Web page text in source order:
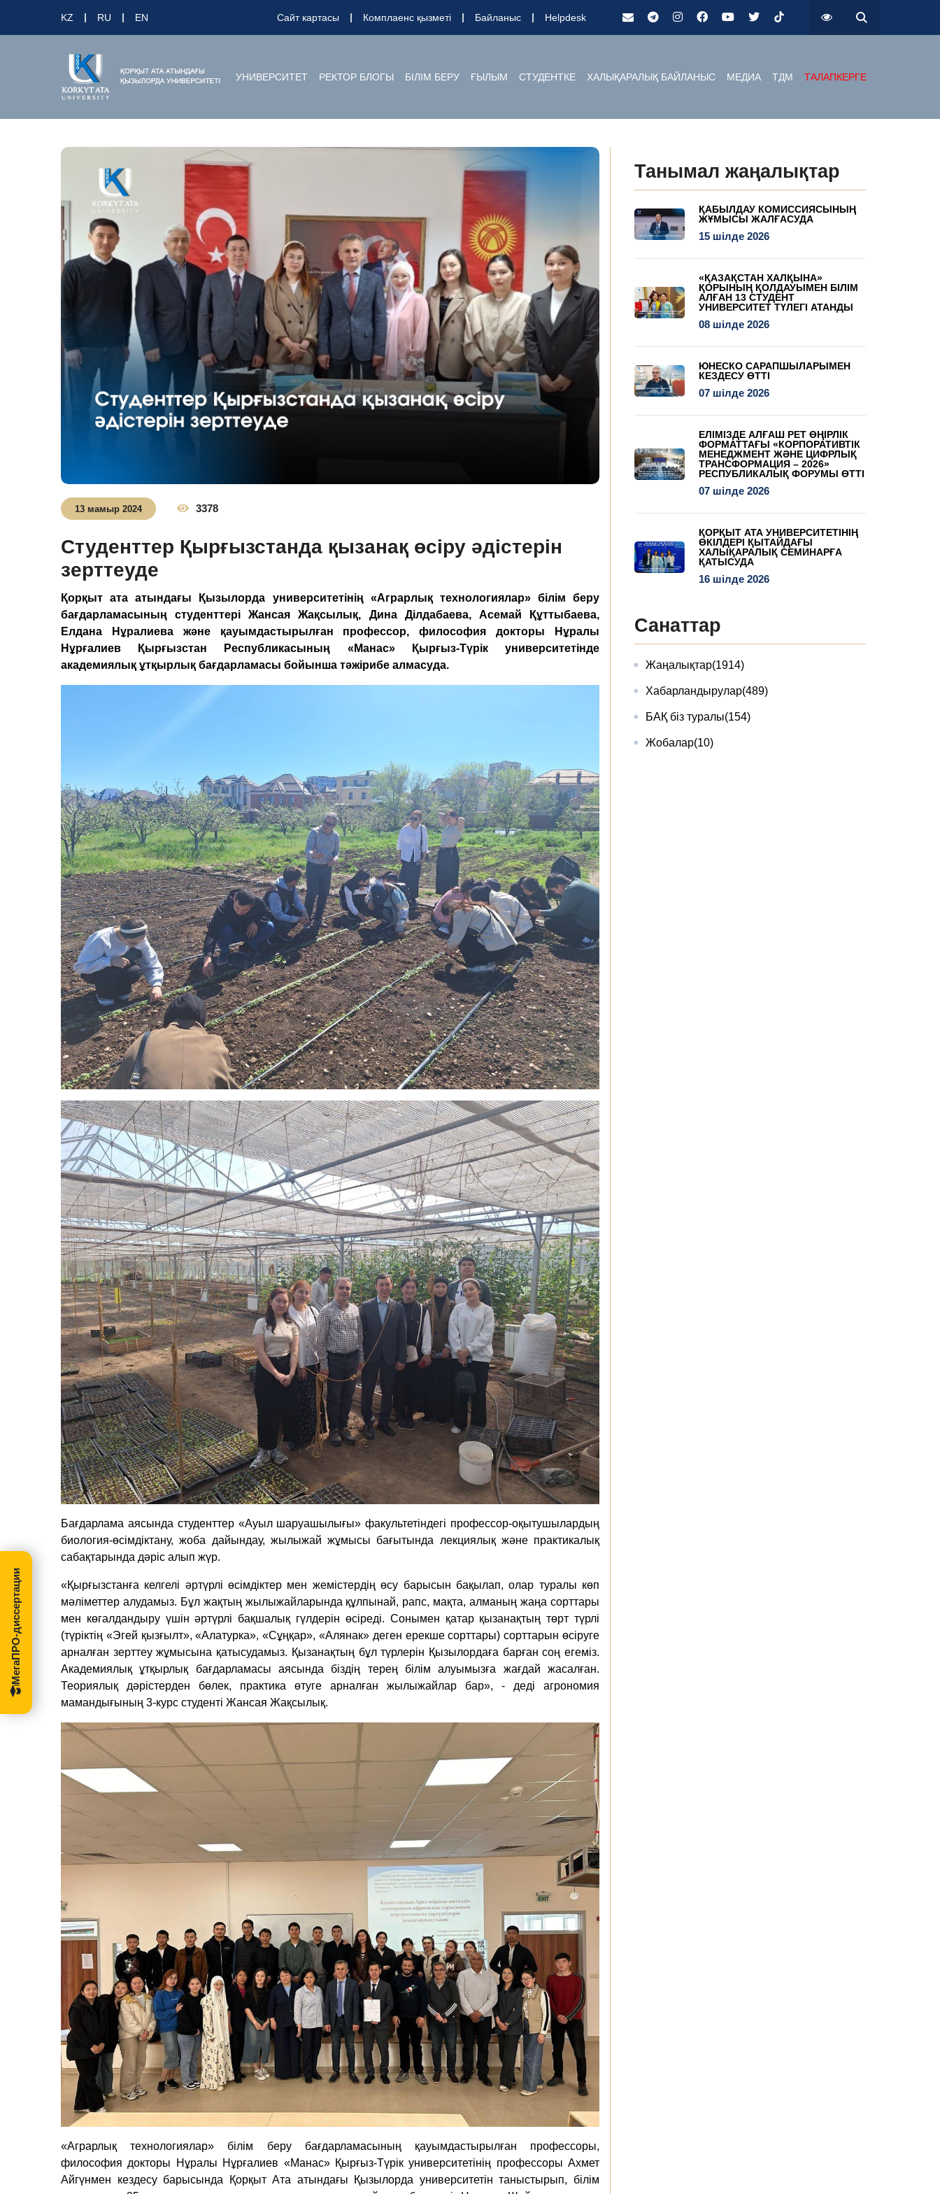
KZ RU EN Сайт картасы Комплаенс қызметі Байланыс Helpdesk
УНИВЕРСИТЕТ РЕКТОР БЛОГЫ БІЛІМ БЕРУ ҒЫЛЫМ СТУДЕНТКЕ ХАЛЫҚАРАЛЫҚ БАЙЛАНЫС МЕДИА ТДМ ТАЛАПКЕРГЕ
13 мамыр 2024 3378
Студенттер Қырғызстанда қызанақ өсіру әдістерін
зерттеуде
​Қорқыт ата атындағы Қызылорда университетінің «Аграрлық технологиялар» білім беру
бағдарламасының студенттері Жансая Жақсылық, Дина Ділдабаева, Асемай Құттыбаева,
Елдана Нұралиева және қауымдастырылған профессор, философия докторы Нұралы
Нұрғалиев Қырғызстан Республикасының «Манас» Қырғыз-Түрік университетінде
академиялық ұтқырлық бағдарламасы бойынша тәжірибе алмасуда.
Бағдарлама аясында студенттер «Ауыл шаруашылығы» факультетіндегі профессор-оқытушылардың
биология-өсімдіктану, жоба дайындау, жылыжай жұмысы бағытында лекциялық және практикалық
сабақтарында дәріс алып жүр.
«Қырғызстанға келгелі әртүрлі өсімдіктер мен жемістердің өсу барысын бақылап, олар туралы көп
мәліметтер алудамыз. Бұл жақтың жылыжайларында құлпынай, рапс, мақта, алманың жаңа сорттары
мен көгалдандыру үшін әртүрлі бақшалық гүлдерін өсіреді. Сонымен қатар қызанақтың төрт түрлі
(түріктің «Эгей қызғылт», «Алатурка», «Сұңқар», «Алянак» деген ерекше сорттары) сорттарын өсіруге
арналған зерттеу жұмысына қатысудамыз. Қызанақтың бұл түрлерін Қызылордаға барған соң егеміз.
Академиялық ұтқырлық бағдарламасы аясында біздің терең білім алуымызға жағдай жасалған.
Теориялық дәрістерден бөлек, практика өтуге арналған жылыжайлар бар», - деді агрономия
мамандығының 3-курс студенті Жансая Жақсылық.
«Аграрлық технологиялар» білім беру бағдарламасының қауымдастырылған профессоры,
философия докторы Нұралы Нұрғалиев «Манас» Қырғыз-Түрік университетінің профессоры Ахмет
Айгүнмен кездесу барысында Қорқыт Ата атындағы Қызылорда университетін таныстырып, білім
Танымал жаңалықтар
ҚАБЫЛДАУ КОМИССИЯСЫНЫҢ
ЖҰМЫСЫ ЖАЛҒАСУДА
15 шілде 2026
«ҚАЗАҚСТАН ХАЛҚЫНА»
ҚОРЫНЫҢ ҚОЛДАУЫМЕН БІЛІМ
АЛҒАН 13 СТУДЕНТ
УНИВЕРСИТЕТ ТҮЛЕГІ АТАНДЫ
08 шілде 2026
ЮНЕСКО САРАПШЫЛАРЫМЕН
КЕЗДЕСУ ӨТТІ
07 шілде 2026
ЕЛІМІЗДЕ АЛҒАШ РЕТ ӨҢІРЛІК
ФОРМАТТАҒЫ «КОРПОРАТИВТІК
МЕНЕДЖМЕНТ ЖӘНЕ ЦИФРЛЫҚ
ТРАНСФОРМАЦИЯ – 2026»
РЕСПУБЛИКАЛЫҚ ФОРУМЫ ӨТТІ
07 шілде 2026
ҚОРҚЫТ АТА УНИВЕРСИТЕТІНІҢ
ӨКІЛДЕРІ ҚЫТАЙДАҒЫ
ХАЛЫҚАРАЛЫҚ СЕМИНАРҒА
ҚАТЫСУДА
16 шілде 2026
Санаттар
Жаңалықтар(1914)
Хабарландырулар(489)
БАҚ біз туралы(154)
Жобалар(10)
МегаПРО-диссертации